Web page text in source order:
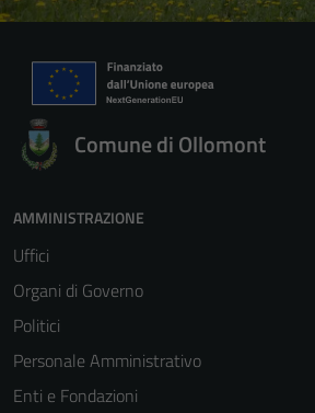
Comune di Ollomont
AMMINISTRAZIONE
Uffici
Organi di Governo
Politici
Personale Amministrativo
Enti e Fondazioni